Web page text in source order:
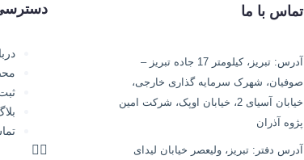
تماس با ما
آدرس: تبریز، کیلومتر 17 جاده تبریز –
صوفیان، شهرک سرمایه گذاری خارجی،
خیابان آسیای 2، خیابان اوپک، شرکت امین
پژوه آذران
آدرس دفتر: تبریز، ولیعصر خیابان لیدای